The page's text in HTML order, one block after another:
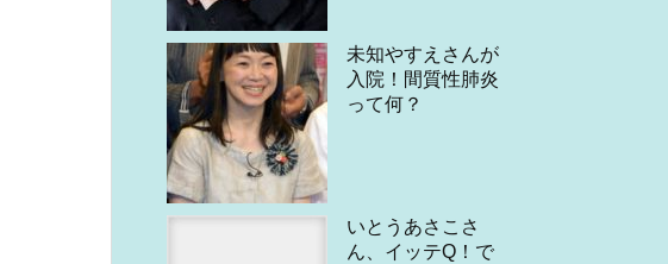
未知やすえさんが
入院！間質性肺炎
って何？
いとうあさこさ
ん、イッテQ！で